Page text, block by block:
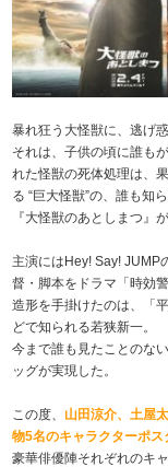
暴れ狂う大怪獣に、逃げ
それは、子供の頃に誰も
れた怪獣の死体処理は、
る “巨大怪獣”の、誰も知
『大怪獣のあとしまつ』
主演にはHey! Say! JUMP
督・脚本をドラマ「時効
造形を手掛けたのは、「
どで知られる若狭新一。
今まで誰も見たことのな
ッグが実現した。
この度、 山田涼介、土屋
物5名のキャラクターポス
豪華俳優陣それぞれのキ